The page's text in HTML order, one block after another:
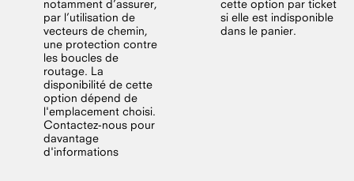
notamment d’assurer,
par l’utilisation de
vecteurs de chemin,
une protection contre
les boucles de
routage. La
disponibilité de cette
option dépend de
l'emplacement choisi.
Contactez-nous pour
davantage
d'informations
cette option par ticket
si elle est indisponible
dans le panier.